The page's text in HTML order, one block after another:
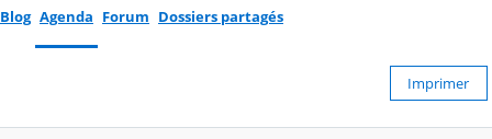
Blog Agenda Forum Dossiers partagés
Imprimer